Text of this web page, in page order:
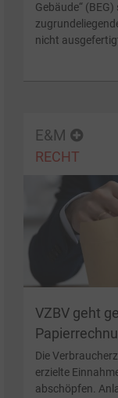
Gebäude“
nicht
E&M
RECHT
VZBV geht
Die
erzielte
abschöpfen.